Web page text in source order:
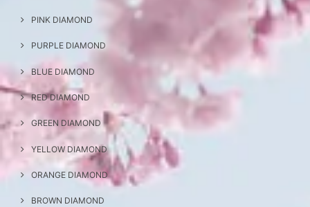
PINK DIAMOND
PURPLE DIAMOND
BLUE DIAMOND
RED DIAMOND
GREEN DIAMOND
YELLOW DIAMOND
ORANGE DIAMOND
BROWN DIAMOND